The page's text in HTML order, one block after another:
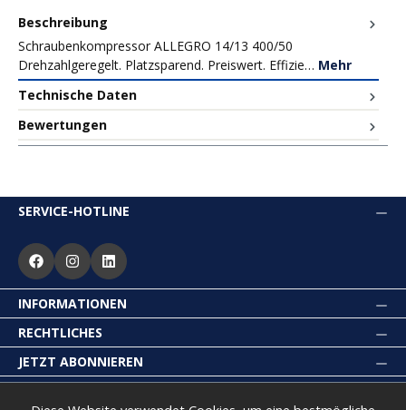
Beschreibung
Schraubenkompressor ALLEGRO 14/13 400/50
Drehzahlgeregelt. Platzsparend. Preiswert. Effizie… Mehr
Technische Daten
Bewertungen
SERVICE-HOTLINE
INFORMATIONEN
RECHTLICHES
JETZT ABONNIEREN